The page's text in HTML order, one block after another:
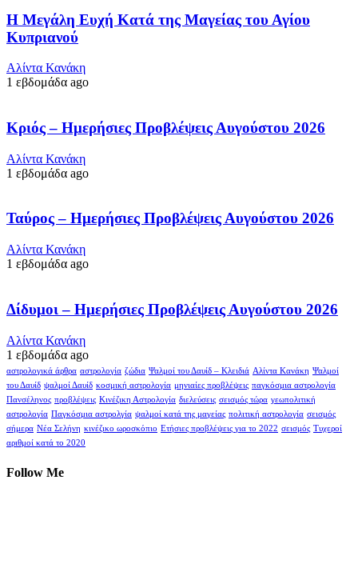
Η Μεγάλη Ευχή Κατά της Μαγείας του Αγίου
Κυπριανού
Αλίντα Κανάκη
1 εβδομάδα ago
Κριός – Ημερήσιες Προβλέψεις Αυγούστου 2026
Αλίντα Κανάκη
1 εβδομάδα ago
Ταύρος – Ημερήσιες Προβλέψεις Αυγούστου 2026
Αλίντα Κανάκη
1 εβδομάδα ago
Δίδυμοι – Ημερήσιες Προβλέψεις Αυγούστου 2026
Αλίντα Κανάκη
1 εβδομάδα ago
αστρολογικά άρθρα αστρολογία ζώδια Ψαλμοί του Δαυίδ – Κλειδιά Αλίντα Κανάκη Ψαλμοί
του Δαυίδ ψαλμοί Δαυίδ κοσμική αστρολογία μηνιαίες προβλέψεις παγκόσμια αστρολογία
Πανσέληνος προβλέψεις Κινέζικη Αστρολογία διελεύσεις σεισμός τώρα γεωπολιτική
αστρολογία Παγκόσμια αστρολγία ψαλμοί κατά της μαγείας πολιτική αστρολογία σεισμός
σήμερα Νέα Σελήνη κινέζικο ωροσκόπιο Ετήσιες προβλέψεις για το 2022 σεισμός Τυχεροί
αριθμοί κατά το 2020
Follow Me